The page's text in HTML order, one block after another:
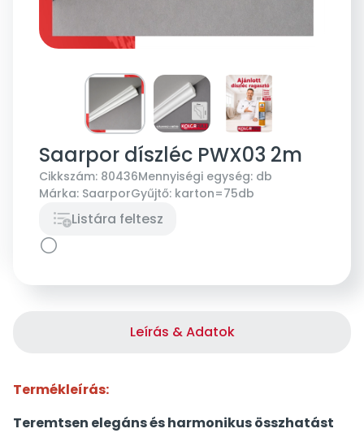
Saarpor díszléc PWX03 2m
Cikkszám: 80436Mennyiségi egység: db
Márka: SaarporGyűjtő: karton=75db
Listára feltesz
Leírás & Adatok
Termékleírás:
Teremtsen elegáns és harmonikus összhatást